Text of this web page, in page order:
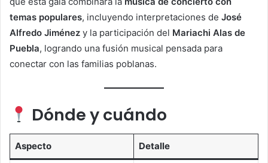
temas populares, incluyendo interpretaciones de José
Alfredo Jiménez y la participación del Mariachi Alas de
Puebla, logrando una fusión musical pensada para
conectar con las familias poblanas.
Dónde y cuándo
Aspecto Detalle